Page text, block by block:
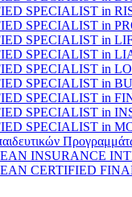
SPECIALIST in
SPECIALIST in
SPECIALIST in
SPECIALIST in
SPECIALIST in
SPECIALIST in
SPECIALIST in
SPECIALIST in
SPECIALIST in
INSURANCE
CERTIFIED